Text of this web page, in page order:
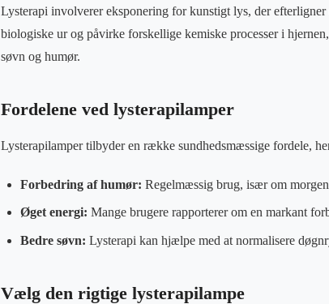
Lysterapi involverer eksponering for kunstigt lys, der
biologiske ur og påvirke forskellige kemiske processer i
søvn og humør.
Fordelene ved lysterapilamper
Lysterapilamper tilbyder en række sundhedsmæssige fordele,
Forbedring af humør: Regelmæssig brug, især om
Øget energi: Mange brugere rapporterer om en markant
Bedre søvn: Lysterapi kan hjælpe med at normalisere
Vælg den rigtige lysterapilampe